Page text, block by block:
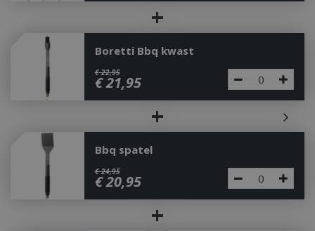
+
Boretti Bbq kwast
€ 22,95
€21,95
+
Bbq spatel
€ 24,95
€20,95
+